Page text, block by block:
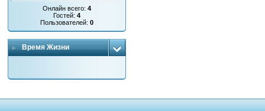
Онлайн всего:4
Гостей:4
Пользователей:0
Время Жизни